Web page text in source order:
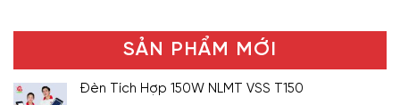
SẢN PHẨM MỚI
Đèn Tích Hợp 150W NLMT VSS T150